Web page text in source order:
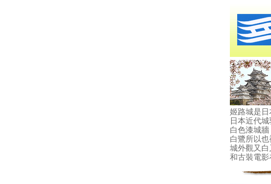
姬路城是
日本近代
白色漆城
白鷺所以
城外觀又
和古裝電